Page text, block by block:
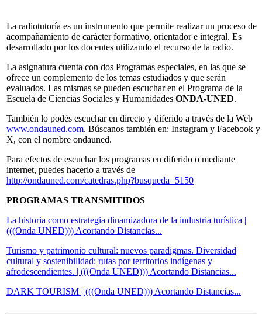
La radiotutoría es un instrumento que permite realizar un proceso de
acompañamiento de carácter formativo, orientador e integral. Es
desarrollado por los docentes utilizando el recurso de la radio.
La asignatura cuenta con dos Programas especiales, en las que se
ofrece un complemento de los temas estudiados y que serán
evaluados. Las mismas se pueden escuchar en el Programa de la
Escuela de Ciencias Sociales y Humanidades ONDA-UNED.
También lo podés escuchar en directo y diferido a través de la Web
www.ondauned.com. Búscanos también en: Instagram y Facebook y
X, con el nombre ondauned.
Para efectos de escuchar los programas en diferido o mediante
internet, puedes hacerlo a través de
http://ondauned.com/catedras.php?busqueda=5150
PROGRAMAS TRANSMITIDOS
La historia como estrategia dinamizadora de la industria turística |
(((Onda UNED))) Acortando Distancias...
Turismo y patrimonio cultural: nuevos paradigmas. Diversidad
cultural y sostenibilidad: rutas por territorios indígenas y
afrodescendientes. | (((Onda UNED))) Acortando Distancias...
DARK TOURISM | (((Onda UNED))) Acortando Distancias...